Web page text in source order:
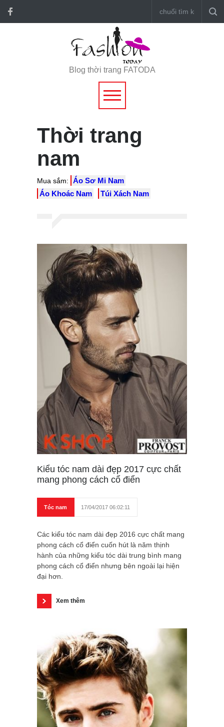
Blog thời trang FATODA
Thời trang
nam
Mua sắm:
Áo Sơ Mi Nam
Áo Khoác Nam
Túi Xách Nam
Kiểu tóc nam dài đẹp 2017 cực chất
mang phong cách cổ điển
Tóc nam 17/04/2017 06:02:11
Các kiểu tóc nam dài đẹp 2016 cực chất mang
phong cách cổ điển cuốn hút là năm thịnh
hành của những kiểu tóc dài trung bình mang
phong cách cổ điển nhưng bên ngoài lại hiện
đại hơn.
Xem thêm